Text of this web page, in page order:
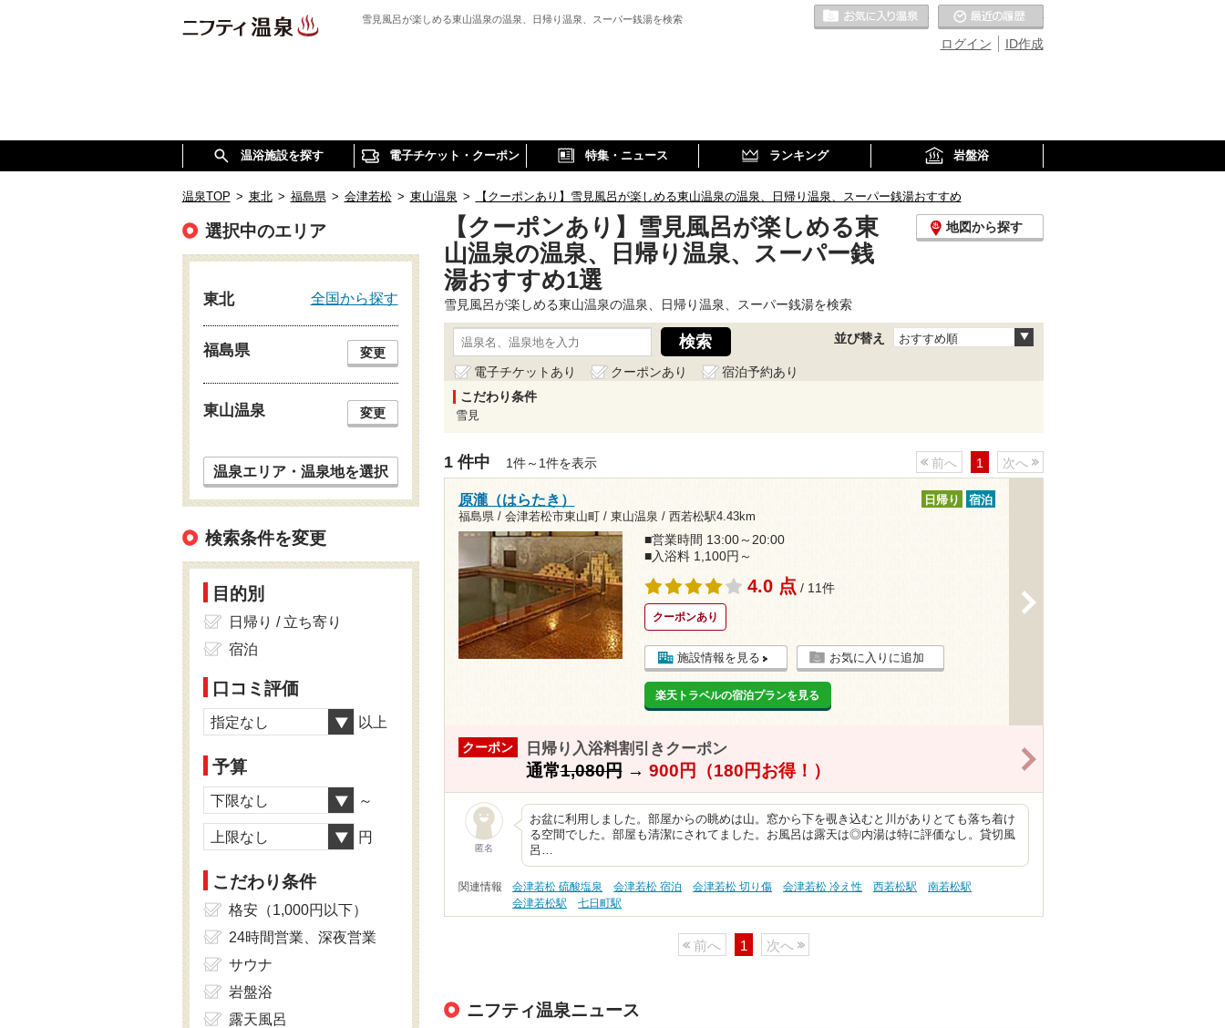
雪見風呂が楽しめる東山温泉の温泉、日帰り温泉、スーパー銭湯を検索
ID作成
ログイン
お気に入りの温泉
温浴施設を探す 電子チケット・クーポン 特集・ニュース ランキング 岩盤浴
温泉TOP > 東北 > 福島県 > 会津若松 > 東山温泉 > 【クーポンあり】雪見風呂が楽しめる東山温泉の温泉、日帰り温泉、スーパー銭湯おすすめ
【クーポンあり】雪見風呂が楽しめる東
山温泉の温泉、日帰り温泉、スーパー銭
湯おすすめ1選
地図から探す
雪見風呂が楽しめる東山温泉の温泉、日帰り温泉、スーパー銭湯を検索
並び替え おすすめ順
電子チケットあり クーポンあり
宿泊予約あり
こだわり条件
雪見
1 件中 1件～1件を表示 前へ 1 次へ
原瀧（はらたき）
福島県 / 会津若松市東山町 / 東山温泉 / 西若松駅4.43km
日帰り 宿泊
■営業時間 13:00～20:00
■入浴料 1,100円～
4.0 点 / 11件
クーポンあり
施設情報を見る お気に入りに追加
楽天トラベルの宿泊プランを見る
クーポン 日帰り入浴料割引きクーポン
通常1,080円→ 900円（180円お得！）
匿名
お盆に利用しました。部屋からの眺めは山。窓から下を覗き込むと川がありとても落ち着け
る空間でした。部屋も清潔にされてました。お風呂は露天は◎内湯は特に評価なし。貸切風
呂…
関連情報 会津若松 硫酸塩泉 会津若松 宿泊 会津若松 切り傷 会津若松 冷え性 西若松駅
南若松駅
会津若松駅
七日町駅
前へ 1 次へ
ニフティ温泉ニュース
選択中のエリア
東北 全国から探す
福島県 変更
東山温泉 変更
温泉エリア・温泉地を選択
検索条件を変更
目的別
日帰り / 立ち寄り
宿泊
口コミ評価
指定なし 以上
予算
下限なし ～
上限なし 円
こだわり条件
格安（1,000円以下）
24時間営業、深夜営業
サウナ
岩盤浴
露天風呂